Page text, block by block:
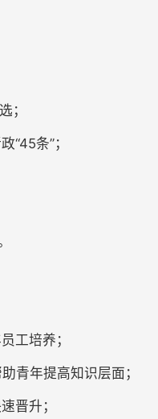
；
“45条”；
工培养；
青年提高知识层面；
晋升；